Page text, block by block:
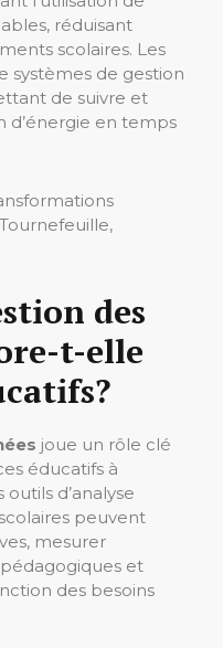
réduisant
scolaires. Les
systèmes de gestion
de suivre et
d’énergie en temps
des
t-elle
joue un rôle clé
éducatifs à
d’analyse
peuvent
mesurer
et
des besoins